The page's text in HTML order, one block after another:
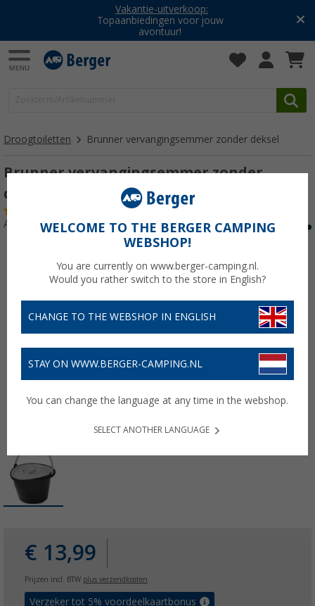
Vakantie-uitverkoop:
Topaanbiedingen voor jouw
avontuur!
Droogtoiletten Brunner vervangingsemmer zonder deksel
Brunner vervangingsemmer zonder
deksel
Artikelnr: 215880
€ 13,99
Prijzen incl. BTW plus verzendkosten
Verzeker tot 5% voordeelkaartbonus
WELCOME TO THE BERGER CAMPING
WEBSHOP!
You are currently on www.berger-camping.nl.
Would you rather switch to the store in English?
CHANGE TO THE WEBSHOP IN ENGLISH
STAY ON WWW.BERGER-CAMPING.NL
You can change the language at any time in the webshop.
SELECT ANOTHER LANGUAGE